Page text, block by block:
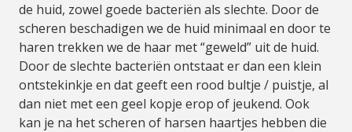
de huid, zowel goede bacteriën als slechte. Door de
scheren beschadigen we de huid minimaal en door te
haren trekken we de haar met “geweld” uit de huid.
Door de slechte bacteriën ontstaat er dan een klein
ontstekinkje en dat geeft een rood bultje / puistje, al
dan niet met een geel kopje erop of jeukend. Ook
kan je na het scheren of harsen haartjes hebben die